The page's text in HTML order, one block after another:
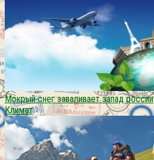
Мокрый снег заваливает запад россии
Климат